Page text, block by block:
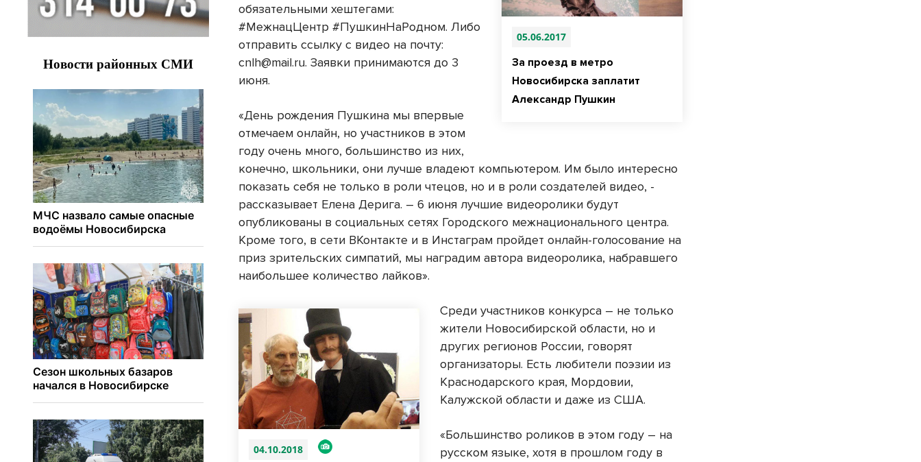
05.06.2017
За проезд в метро
Новосибирска заплатит
Александр Пушкин
обязательными хештегами:
#МежнацЦентр #ПушкинНаРодном. Либо
отправить ссылку с видео на почту:
cnlh@mail.ru. Заявки принимаются до 3
июня.
«День рождения Пушкина мы впервые
отмечаем онлайн, но участников в этом
году очень много, большинство из них,
конечно, школьники, они лучше владеют компьютером. Им было интересно
показать себя не только в роли чтецов, но и в роли создателей видео, -
рассказывает Елена Дерига. – 6 июня лучшие видеоролики будут
опубликованы в социальных сетях Городского межнационального центра.
Кроме того, в сети ВКонтакте и в Инстаграм пройдет онлайн-голосование на
приз зрительских симпатий, мы наградим автора видеоролика, набравшего
наибольшее количество лайков».
04.10.2018
Среди участников конкурса – не только
жители Новосибирской области, но и
других регионов России, говорят
организаторы. Есть любители поэзии из
Краснодарского края, Мордовии,
Калужской области и даже из США.
«Большинство роликов в этом году – на
русском языке, хотя в прошлом году в